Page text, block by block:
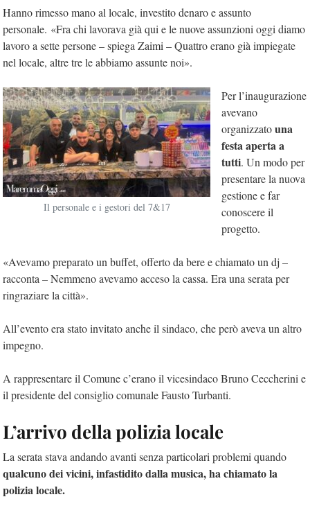
Hanno rimesso mano al locale, investito denaro e assunto
personale. «Fra chi lavorava già qui e le nuove assunzioni oggi diamo
lavoro a sette persone – spiega Zaimi – Quattro erano già impiegate
nel locale, altre tre le abbiamo assunte noi».
Il personale e i gestori del 7&17
Per l’inaugurazione
avevano
organizzatouna
festa aperta a
tutti. Un modo per
presentare la nuova
gestione e far
conoscere il
progetto.
«Avevamo preparato un buffet, offerto da bere e chiamato un dj –
racconta – Nemmeno avevamo acceso la cassa. Era una serata per
ringraziare la città».
All’evento era stato invitato anche il sindaco, che però aveva un altro
impegno.
A rappresentare il Comune c’erano il vicesindacoBruno Ceccherini e
il presidente del consiglio comunaleFausto Turbanti.
L’arrivo della polizia locale
La serata stava andando avanti senza particolari problemi quando
qualcuno dei vicini, infastidito dalla musica, ha chiamato la
polizia locale.